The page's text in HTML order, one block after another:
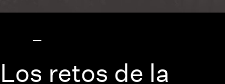
Los retos de la